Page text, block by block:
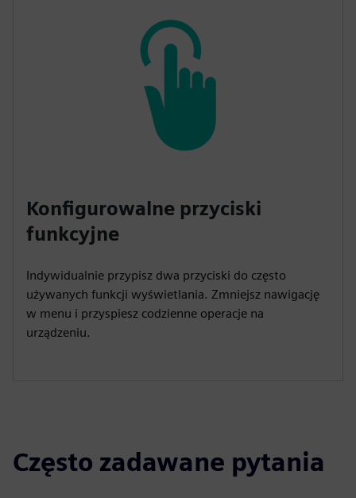
Konfigurowalne przyciski
funkcyjne
Indywidualnie przypisz dwa przyciski do często
używanych funkcji wyświetlania. Zmniejsz nawigację
w menu i przyspiesz codzienne operacje na
urządzeniu.
Często zadawane pytania